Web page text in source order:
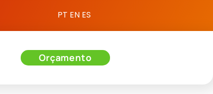
PT EN ES
Orçamento